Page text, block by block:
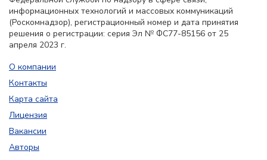
информационных технологий и массовых коммуникаций
(Роскомнадзор), регистрационный номер и дата принятия
решения о регистрации: серия Эл № ФС77-85156 от 25
апреля 2023 г.
О компании
Контакты
Карта сайта
Лицензия
Вакансии
Авторы